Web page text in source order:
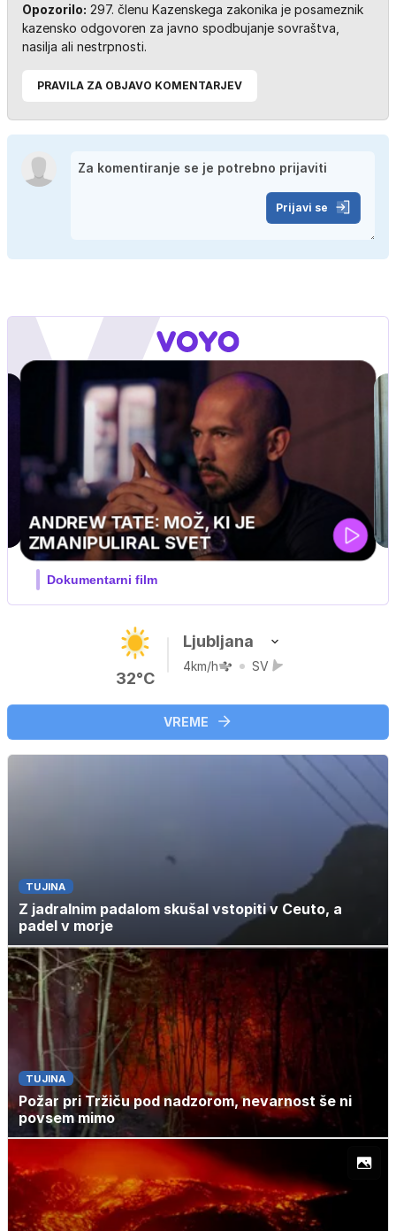
Opozorilo: 297. členu Kazenskega zakonika je posameznik
kazensko odgovoren za javno spodbujanje sovraštva,
nasilja ali nestrpnosti.
PRAVILA ZA OBJAVO KOMENTARJEV
Prijavi se
32°C
Ljubljana
4km/h SV
VREME
TUJINA
Z jadralnim padalom skušal vstopiti v Ceuto, a
padel v morje
TUJINA
Požar pri Tržiču pod nadzorom, nevarnost še ni
povsem mimo